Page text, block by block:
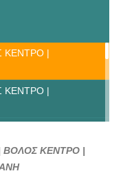
ΚΕΝΤΡΟ |
ΚΕΝΤΡΟ |
ΚΕΝΤΡΟ |
ΒΟΛΟΣ ΚΕΝΤΡΟ |